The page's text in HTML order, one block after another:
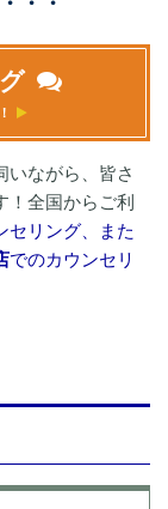
いながら、皆さ
！全国からご利
セリング、また
でのカウンセリ